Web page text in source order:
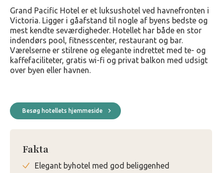
Grand Pacific Hotel er et luksushotel ved havnefronten i
Victoria. Ligger i gåafstand til nogle af byens bedste og
mest kendte seværdigheder. Hotellet har både en stor
indendørs pool, fitnesscenter, restaurant og bar.
Værelserne er stilrene og elegante indrettet med te- og
kaffefaciliteter, gratis wi-fi og privat balkon med udsigt
over byen eller havnen.
Besøg hotellets hjemmeside
Fakta
Elegant byhotel med god beliggenhed